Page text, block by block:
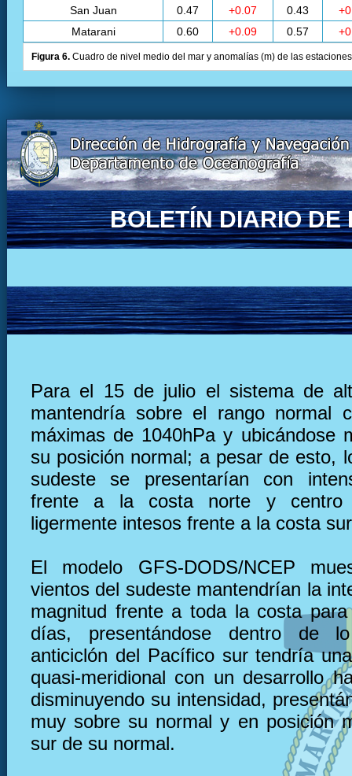
San Juan 0.47 +0.07 0.43
Matarani
0.60 +0.09 0.57
Figura 6. Cuadro de nivel medio del mar y anomalías (m) de las
BOLETÍN DIARIO DE
Para el 15 de julio el sistema de
mantendría sobre el rango normal
máximas de 1040hPa y ubicándose
su posición normal; a pesar de esto,
sudeste se presentarían con
frente a la costa norte y
ligermente intesos frente a la costa
El modelo GFS-DODS/NCEP
vientos del sudeste mantendrían la
magnitud frente a toda la costa
días, presentándose dentro de
anticiclón del Pacífico sur tendría
quasi-meridional con un desarrollo
disminuyendo su intensidad,
muy sobre su normal y en posición
sur de su normal.